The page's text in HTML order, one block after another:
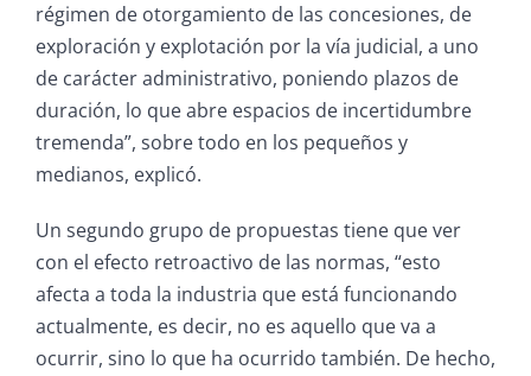
régimen de otorgamiento de las concesiones, de
exploración y explotación por la vía judicial, a uno
de carácter administrativo, poniendo plazos de
duración, lo que abre espacios de incertidumbre
tremenda”, sobre todo en los pequeños y
medianos, explicó.
Un segundo grupo de propuestas tiene que ver
con el efecto retroactivo de las normas, “esto
afecta a toda la industria que está funcionando
actualmente, es decir, no es aquello que va a
ocurrir, sino lo que ha ocurrido también. De hecho,